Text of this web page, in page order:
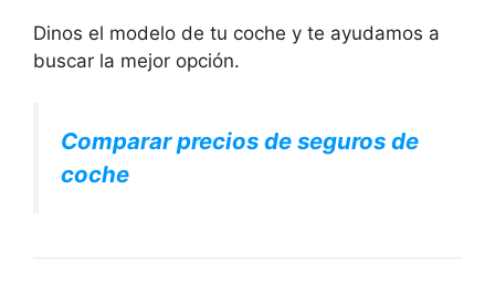
Dinos el modelo de tu coche y te ayudamos a
buscar la mejor opción.
Comparar precios de seguros de
coche